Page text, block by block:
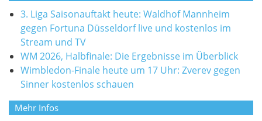
3. Liga Saisonauftakt heute: Waldhof Mannheim
gegen Fortuna Düsseldorf live und kostenlos im
Stream und TV
WM 2026, Halbfinale: Die Ergebnisse im Überblick
Wimbledon-Finale heute um 17 Uhr: Zverev gegen
Sinner kostenlos schauen
Mehr Infos